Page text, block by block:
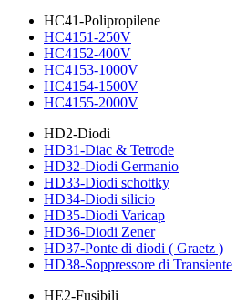
HC41-Polipropilene
HC4151-250V
HC4152-400V
HC4153-1000V
HC4154-1500V
HC4155-2000V
HD2-Diodi
HD31-Diac & Tetrode
HD32-Diodi Germanio
HD33-Diodi schottky
HD34-Diodi silicio
HD35-Diodi Varicap
HD36-Diodi Zener
HD37-Ponte di diodi ( Graetz )
HD38-Soppressore di Transiente
HE2-Fusibili